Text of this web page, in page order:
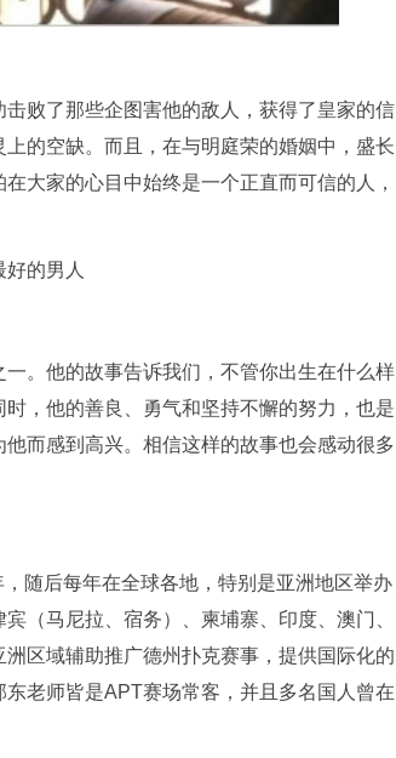
败了那些企图害他的敌人，获得了皇家的信
的空缺。而且，在与明庭荣的婚姻中，盛长
大家的心目中始终是一个正直而可信的人，
。他的故事告诉我们，不管你出生在什么样
，他的善良、勇气和坚持不懈的努力，也是
而感到高兴。相信这样的故事也会感动很多
随后每年在全球各地，特别是亚洲地区举办
（马尼拉、宿务）、柬埔寨、印度、澳门、
区域辅助推广德州扑克赛事，提供国际化的
老师皆是APT赛场常客，并且多名国人曾在